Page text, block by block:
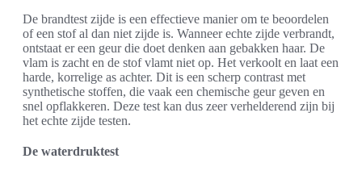
De brandtest zijde is een effectieve manier om te beoordelen
of een stof al dan niet zijde is. Wanneer echte zijde verbrandt,
ontstaat er een geur die doet denken aan gebakken haar. De
vlam is zacht en de stof vlamt niet op. Het verkoolt en laat een
harde, korrelige as achter. Dit is een scherp contrast met
synthetische stoffen, die vaak een chemische geur geven en
snel opflakkeren. Deze test kan dus zeer verhelderend zijn bij
het echte zijde testen.
De waterdruktest